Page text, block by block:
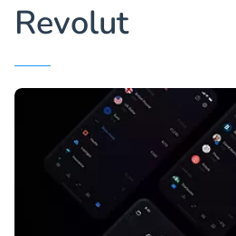
Revolut